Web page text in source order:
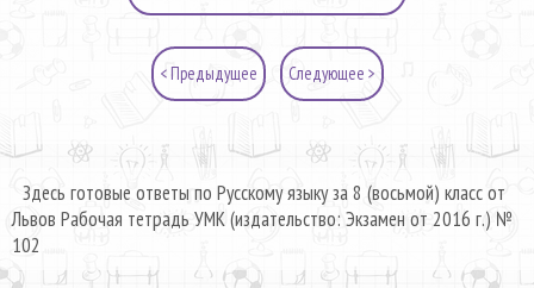
< Предыдущее Следующее >
Здесь готовые ответы по Русскому языку за 8 (восьмой) класс от
Львов Рабочая тетрадь УМК (издательство: Экзамен от 2016 г.) №
102